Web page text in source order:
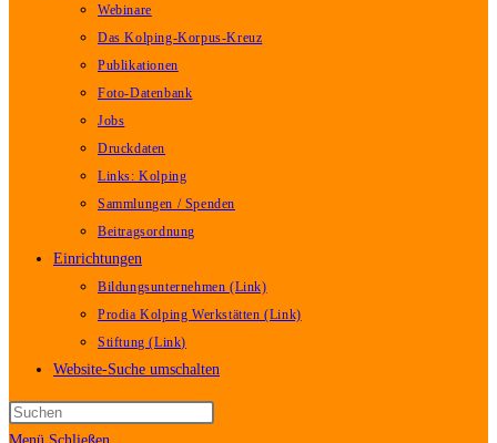
Webinare
Das Kolping-Korpus-Kreuz
Publikationen
Foto-Datenbank
Jobs
Druckdaten
Links: Kolping
Sammlungen / Spenden
Beitragsordnung
Einrichtungen
Bildungsunternehmen (Link)
Prodia Kolping Werkstätten (Link)
Stiftung (Link)
Website-Suche umschalten